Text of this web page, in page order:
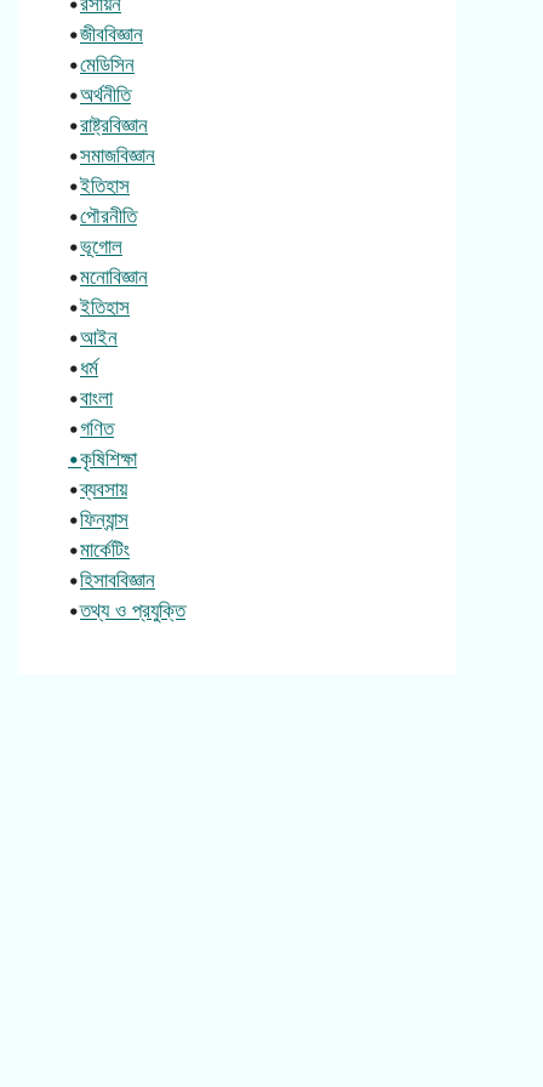
•জীববিজ্ঞান
•মেডিসিন
•অর্থনীতি
•রাষ্ট্রবিজ্ঞান
•সমাজবিজ্ঞান
•ইতিহাস
•পৌরনীতি
•ভূগোল
•মনোবিজ্ঞান
•ইতিহাস
•আইন
•ধর্ম
•বাংলা
•গণিত
•কৃষিশিক্ষা
•ব্যবসায়
•ফিন্যান্স
•মার্কেটিং
•হিসাববিজ্ঞান
•তথ্য ও প্রযুক্তি